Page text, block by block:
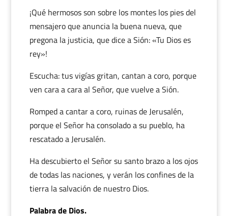
¡Qué hermosos son sobre los montes los pies del
mensajero que anuncia la buena nueva, que
pregona la justicia, que dice a Sión: «Tu Dios es
rey»!
Escucha: tus vigías gritan, cantan a coro, porque
ven cara a cara al Señor, que vuelve a Sión.
Romped a cantar a coro, ruinas de Jerusalén,
porque el Señor ha consolado a su pueblo, ha
rescatado a Jerusalén.
Ha descubierto el Señor su santo brazo a los ojos
de todas las naciones, y verán los confines de la
tierra la salvación de nuestro Dios.
Palabra de Dios.